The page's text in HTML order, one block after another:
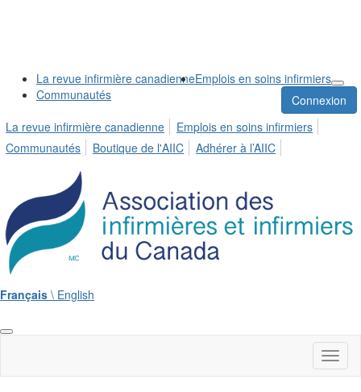
La revue infirmière canadienneEmplois en soins infirmiers
Communautés
Connexion
La revue infirmière canadienne
Emplois en soins infirmiers
Communautés
Boutique de l'AIIC Adhérer à l’AIIC
Français \ English